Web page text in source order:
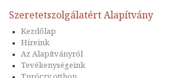
Szeretetszolgálatért Alapítvány
Kezdőlap
Híreink
Az Alapítványról
Tevékenységeink